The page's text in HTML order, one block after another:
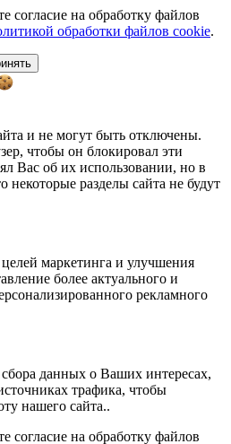
согласие на обработку файлов
обработки файлов cookie.
и не могут быть отключены.
чтобы он блокировал эти
Вас об их использовании, но в
некоторые разделы сайта не будут
маркетинга и улучшения
более актуального и
рекламного
данных о Ваших интересах,
трафика, чтобы
нашего сайта..
согласие на обработку файлов